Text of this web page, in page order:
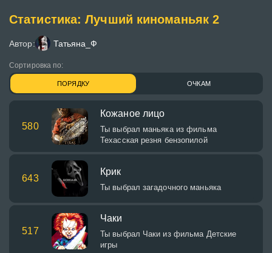
Статистика: Лучший киноманьяк 2
Автор: Татьяна_Ф
Сортировка по:
ПОРЯДКУ ОЧКАМ
580
Кожаное лицо
Ты выбрал маньяка из фильма
Техасская резня бензопилой
643
Крик
Ты выбрал загадочного маньяка
517
Чаки
Ты выбрал Чаки из фильма Детские
игры